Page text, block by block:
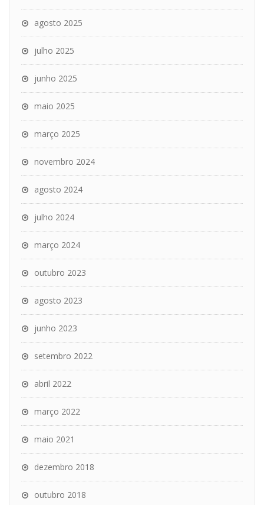
agosto 2025
julho 2025
junho 2025
maio 2025
março 2025
novembro 2024
agosto 2024
julho 2024
março 2024
outubro 2023
agosto 2023
junho 2023
setembro 2022
abril 2022
março 2022
maio 2021
dezembro 2018
outubro 2018